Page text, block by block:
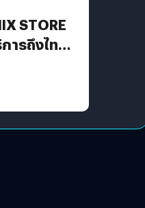
STORE
ารถึงไทย